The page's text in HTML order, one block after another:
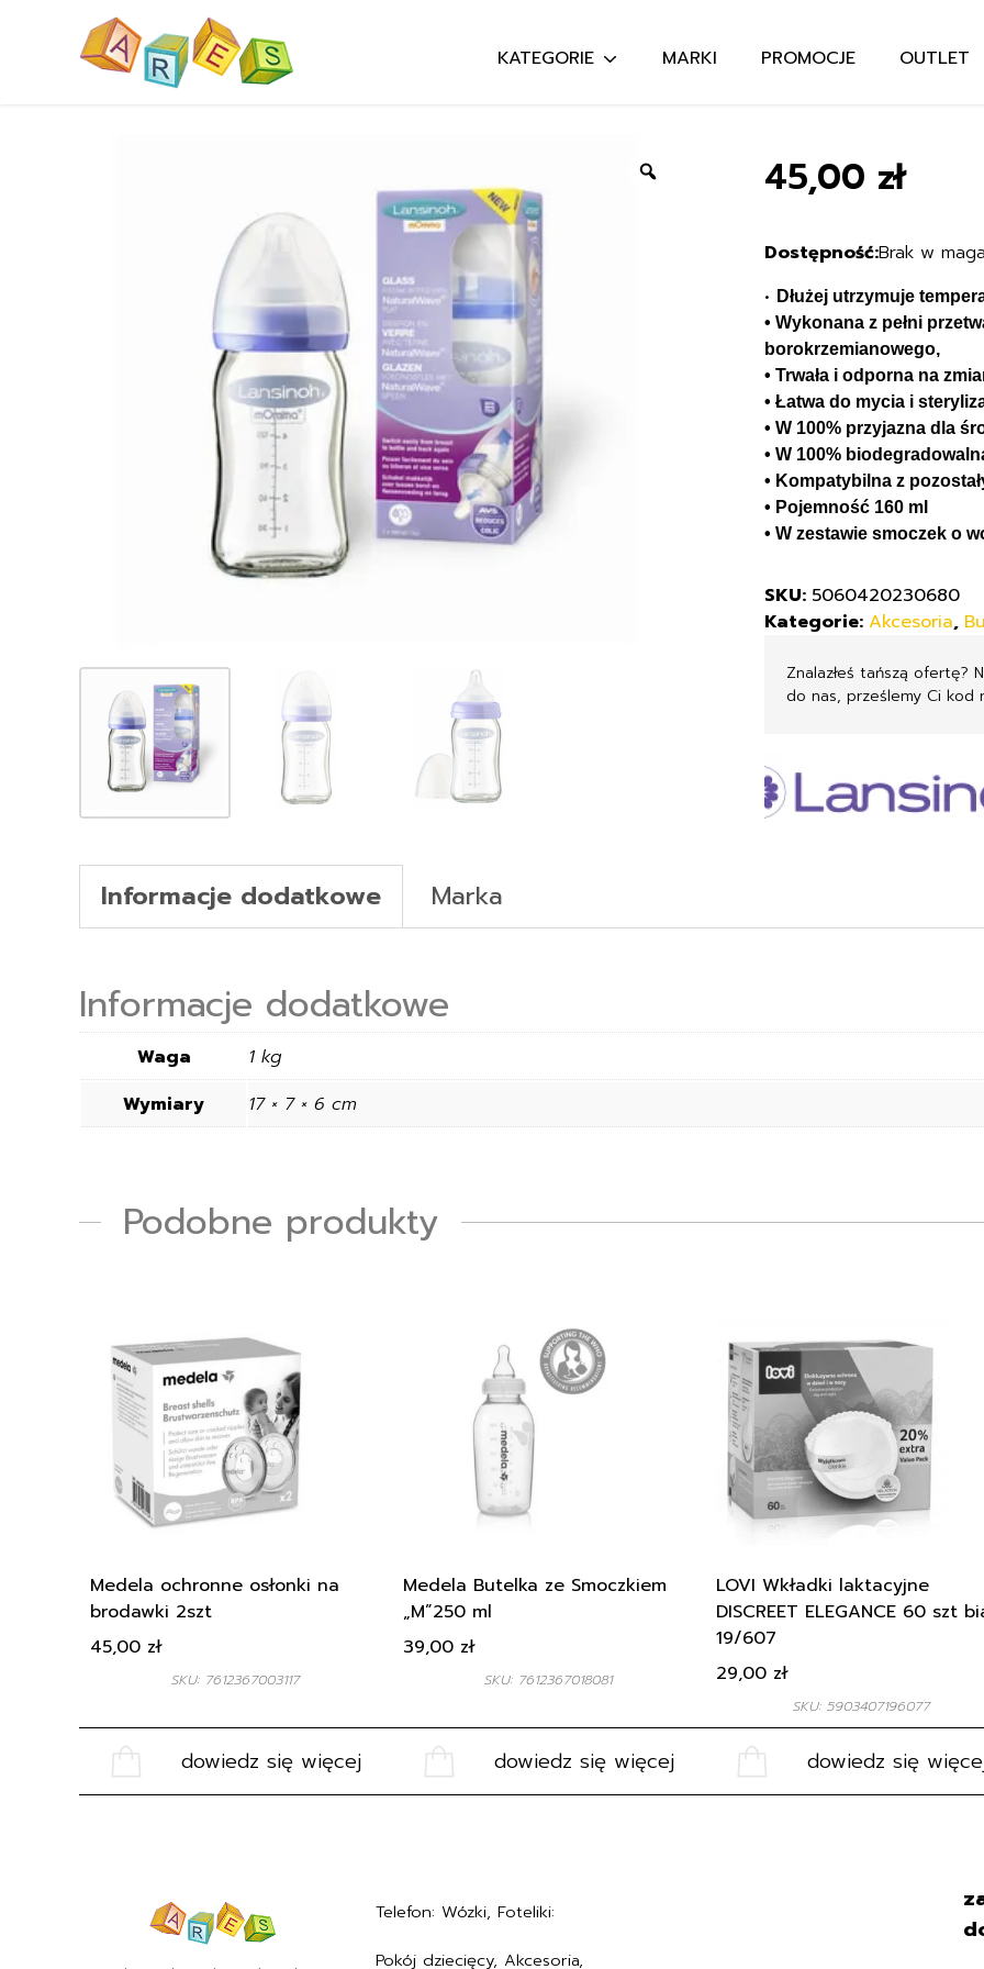
KATEGORIE MARKI PROMOCJE OUTLET
45,00 zł
Brak w
• Dłużej utrzymuje
• Wykonana z pełni
borokrzemianowego,
• Trwała i odporna na
• Łatwa do mycia i
• W 100% przyjazna dla
• W 100%
• Kompatybilna z
• Pojemność 160 ml
• W zestawie smoczek o
SKU: 5060420230680
Kategorie: Akcesoria,
Znalazłeś tańszą ofertę?
do nas, prześlemy Ci kod
Informacje dodatkowe Marka
Informacje dodatkowe
Waga
1 kg
Wymiary
17 × 7 × 6 cm
Podobne produkty
Medela ochronne osłonki na
brodawki 2szt
SKU: 7612367003117
45,00 zł
dowiedz się więcej
Medela Butelka ze Smoczkiem
„M”250 ml
SKU: 7612367018081
39,00 zł
dowiedz się więcej
LOVI Wkładki laktacyjne
DISCREET ELEGANCE 60 szt
19/607
SKU: 5903407196077
29,00 zł
dowiedz się
Telefon: Wózki, Foteliki:
Pokój dziecięcy, Akcesoria,